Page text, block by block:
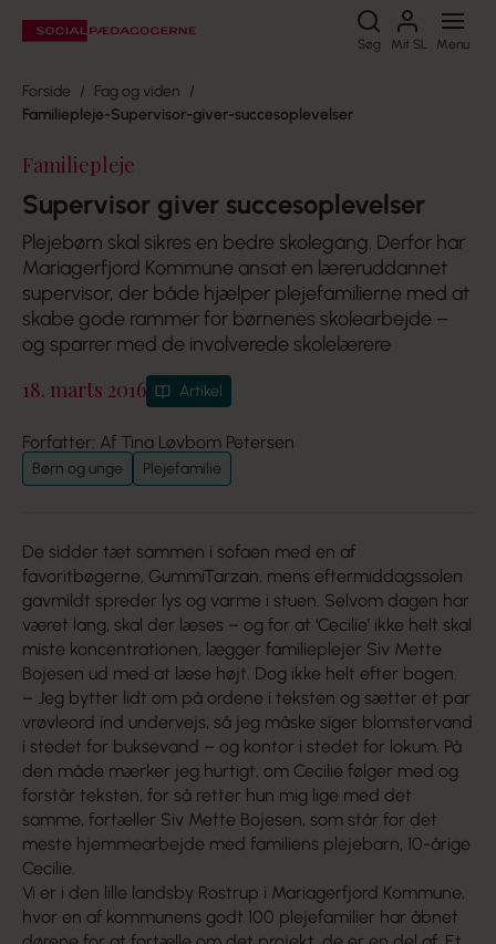
Søg Mit SL Menu
Søg
Forside
Fag og viden
Familiepleje-Supervisor-giver-succesoplevelser
Familiepleje
Supervisor giver succesoplevelser
Plejebørn skal sikres en bedre skolegang. Derfor har
Mariagerfjord Kommune ansat en læreruddannet
supervisor, der både hjælper plejefamilierne med at
skabe gode rammer for børnenes skolearbejde –
og sparrer med de involverede skolelærere
18. marts 2016 Artikel
Forfatter: Af Tina Løvbom Petersen
Børn og unge Plejefamilie
De sidder tæt sammen i sofaen med en af
favoritbøgerne, GummiTarzan, mens eftermiddagssolen
gavmildt spreder lys og varme i stuen. Selvom dagen har
været lang, skal der læses – og for at ‘Cecilie’ ikke helt skal
miste koncentrationen, lægger familieplejer Siv Mette
Bojesen ud med at læse højt. Dog ikke helt efter bogen.
– Jeg bytter lidt om på ordene i teksten og sætter et par
vrøvleord ind undervejs, så jeg måske siger blomstervand
i stedet for buksevand – og kontor i stedet for lokum. På
den måde mærker jeg hurtigt, om Cecilie følger med og
forstår teksten, for så retter hun mig lige med det
samme, fortæller Siv Mette Bojesen, som står for det
meste hjemmearbejde med familiens plejebarn, 10-årige
Cecilie.
Vi er i den lille landsby Rostrup i Mariagerfjord Kommune,
hvor en af kommunens godt 100 plejefamilier har åbnet